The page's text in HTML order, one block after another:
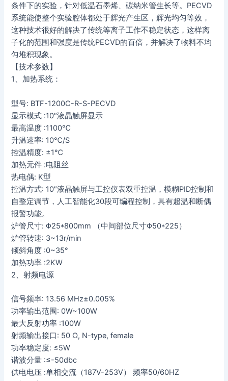
条件下的实验，针对低温石墨烯、碳纳米管生长等。PECVD
系统能使整个实验腔体都处于辉光产生区，辉光均匀等效，
这种技术很好的解决了传统等离子工作不稳定状态，这样离
子化的范围和强度是传统PECVD的百倍，并解决了物料不均
匀堆积现象。
【技术参数】
1、加热系统：
型号: BTF-1200C-R-S-PECVD
显示模式 :10″液晶触屏显示
最高温度 :1100℃
升温速率: 10℃/S
控温精度: ±1℃
加热元件 :电阻丝
热电偶: K型
控温方式: 10″液晶触屏与工控仪表双重控温，模糊PID控制和
自整定调节，人工智能化30段可编程控制，具有超温和断偶
报警功能。
炉管尺寸: Φ25*800mm （中间部位尺寸Φ50*225）
炉管转速: 3~13r/min
倾斜角度 :0~35°
加热功率 :2KW
2、射频电源
信号频率: 13.56 MHz±0.005%
功率输出范围: 0W~100W
最大反射功率 :100W
射频输出接口: 50 Ω, N-type, female
功率稳定度: ≤5W
谐波分量 :≤-50dbc
供电电压 :单相交流（187V-253V） 频率50/60HZ